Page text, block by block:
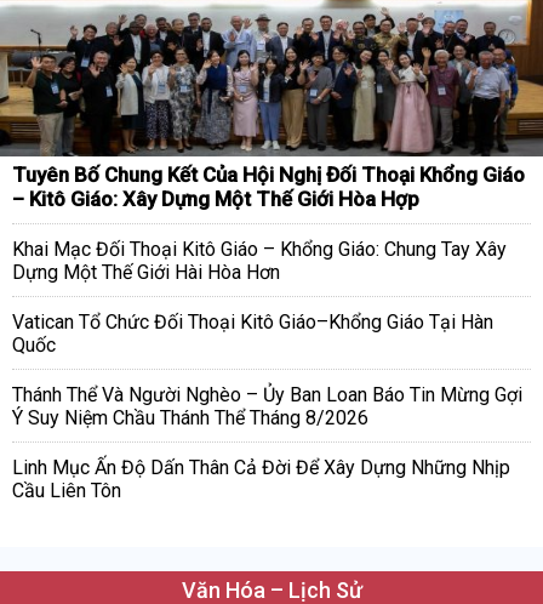
Tuyên Bố Chung Kết Của Hội Nghị Đối Thoại Khổng Giáo
– Kitô Giáo: Xây Dựng Một Thế Giới Hòa Hợp
Khai Mạc Đối Thoại Kitô Giáo – Khổng Giáo: Chung Tay Xây
Dựng Một Thế Giới Hài Hòa Hơn
Vatican Tổ Chức Đối Thoại Kitô Giáo–Khổng Giáo Tại Hàn
Quốc
Thánh Thể Và Người Nghèo – Ủy Ban Loan Báo Tin Mừng Gợi
Ý Suy Niệm Chầu Thánh Thể Tháng 8/2026
Linh Mục Ấn Độ Dấn Thân Cả Đời Để Xây Dựng Những Nhịp
Cầu Liên Tôn
Văn Hóa – Lịch Sử